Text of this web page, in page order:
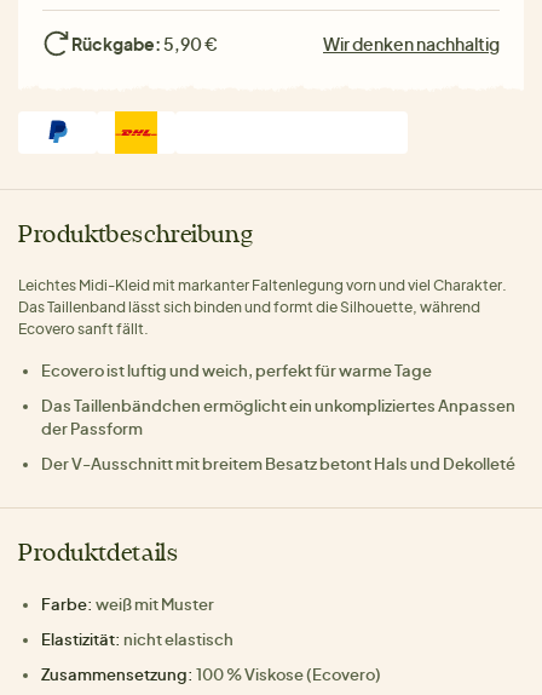
Rückgabe: 5,90 € Wir denken nachhaltig
Produktbeschreibung
Leichtes Midi-Kleid mit markanter Faltenlegung vorn und viel Charakter.
Das Taillenband lässt sich binden und formt die Silhouette, während
Ecovero sanft fällt.
Ecovero ist luftig und weich, perfekt für warme Tage
Das Taillenbändchen ermöglicht ein unkompliziertes Anpassen
der Passform
Der V-Ausschnitt mit breitem Besatz betont Hals und Dekolleté
Produktdetails
Farbe: weiß mit Muster
Elastizität: nicht elastisch
Zusammensetzung: 100 % Viskose (Ecovero)